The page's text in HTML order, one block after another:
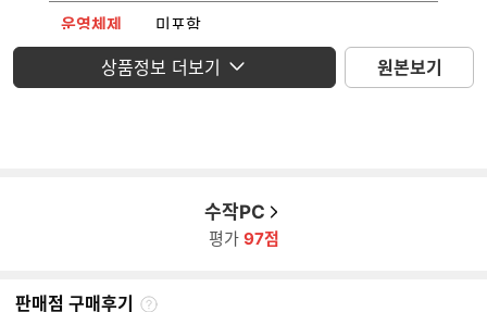
운영체제 미포함
모니터 미포함
상품정보 더보기 원본보기
수작PC
평가 97점
판매점 구매후기